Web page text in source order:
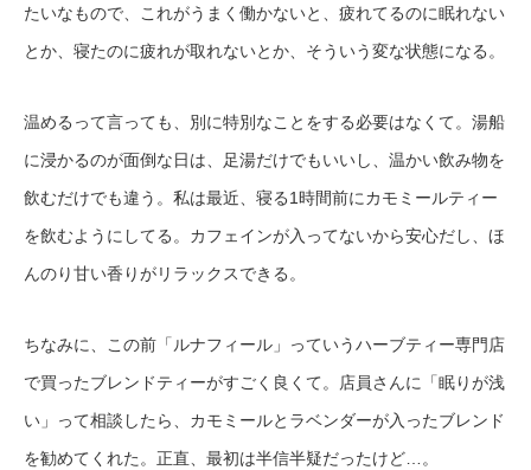
たいなもので、これがうまく働かないと、疲れてるのに眠れない
とか、寝たのに疲れが取れないとか、そういう変な状態になる。
温めるって言っても、別に特別なことをする必要はなくて。湯船
に浸かるのが面倒な日は、足湯だけでもいいし、温かい飲み物を
飲むだけでも違う。私は最近、寝る1時間前にカモミールティー
を飲むようにしてる。カフェインが入ってないから安心だし、ほ
んのり甘い香りがリラックスできる。
ちなみに、この前「ルナフィール」っていうハーブティー専門店
で買ったブレンドティーがすごく良くて。店員さんに「眠りが浅
い」って相談したら、カモミールとラベンダーが入ったブレンド
を勧めてくれた。正直、最初は半信半疑だったけど…。